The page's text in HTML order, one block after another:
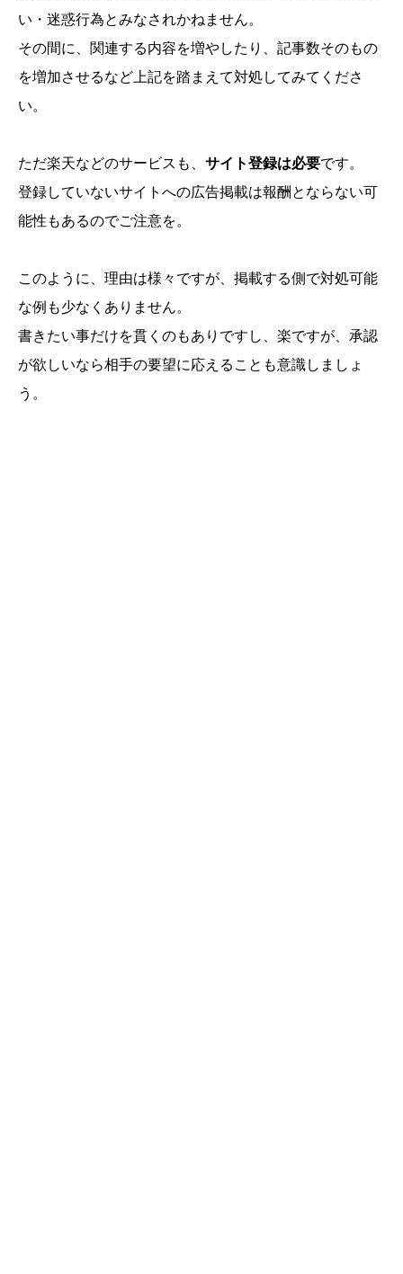
い・迷惑行為とみなされかねません。
その間に、関連する内容を増やしたり、記事数そのもの
を増加させるなど上記を踏まえて対処してみてくださ
い。
ただ楽天などのサービスも、 サイト登録は必要です。
登録していないサイトへの広告掲載は報酬とならない可
能性もあるのでご注意を。
このように、理由は様々ですが、掲載する側で対処可能
な例も少なくありません。
書きたい事だけを貫くのもありですし、楽ですが、承認
が欲しいなら相手の要望に応えることも意識しましょ
う。